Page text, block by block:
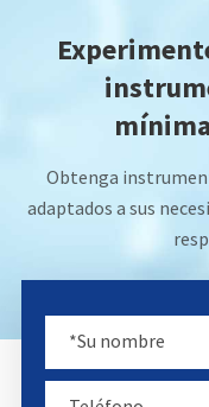
Obtenga
adaptados a sus